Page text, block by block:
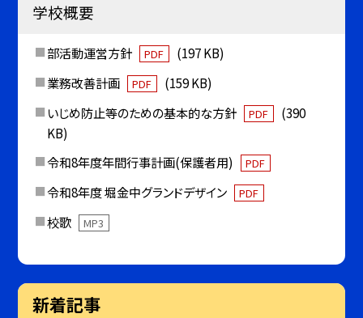
学校概要
部活動運営方針 PDF
(197 KB)
業務改善計画
PDF
(159 KB)
いじめ防止等のための基本的な方針
PDF
(390
KB)
令和8年度年間行事計画(保護者用)
PDF
令和8年度 堀金中グランドデザイン PDF
校歌 MP3
新着記事